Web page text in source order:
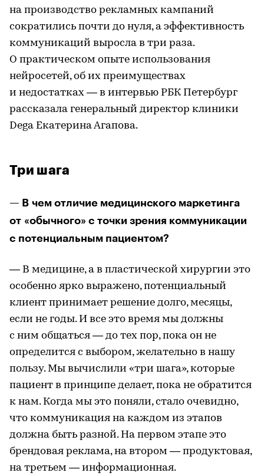
на производство рекламных кампаний
сократились почти до нуля, а эффективность
коммуникаций выросла в три раза.
О практическом опыте использования
нейросетей, об их преимуществах
и недостатках — в интервью РБК Петербург
рассказала генеральный директор клиники
Dega Екатерина Агапова.
Три шага
— В чем отличие медицинского маркетинга
от «обычного» с точки зрения коммуникации
с потенциальным пациентом?
— В медицине, а в пластической хирургии это
особенно ярко выражено, потенциальный
клиент принимает решение долго, месяцы,
если не годы. И все это время мы должны
с ним общаться — до тех пор, пока он не
определится с выбором, желательно в нашу
пользу. Мы вычислили «три шага», которые
пациент в принципе делает, пока не обратится
к нам. Когда мы это поняли, стало очевидно,
что коммуникация на каждом из этапов
должна быть разной. На первом этапе это
брендовая реклама, на втором — продуктовая,
на третьем — информационная.